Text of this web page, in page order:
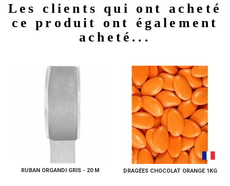
Les clients qui ont acheté
ce produit ont également
acheté...
RUBAN ORGANDI GRIS - 20 M DRAGÉES CHOCOLAT ORANGE 1KG